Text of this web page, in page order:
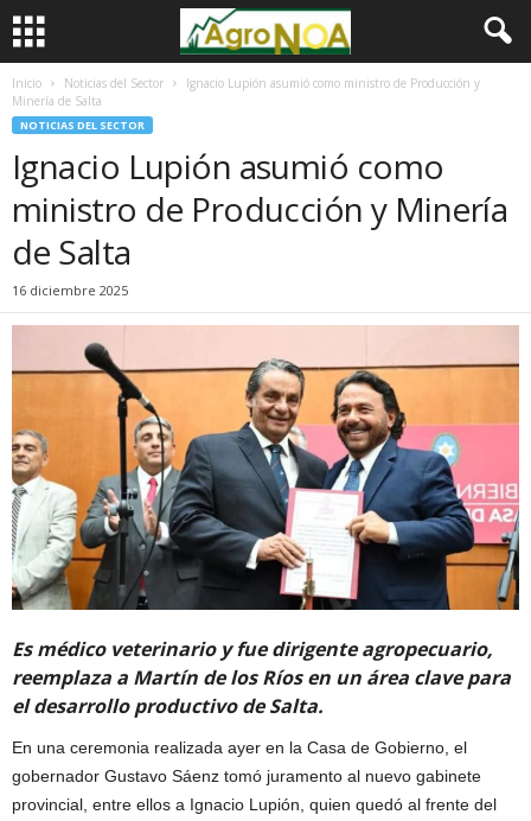
Inicio Noticias del Sector
Ignacio Lupión asumió como ministro de Producción y
Minería de Salta
NOTICIAS DEL SECTOR
Ignacio Lupión asumió como
ministro de Producción y Minería
de Salta
16 diciembre 2025
Es médico veterinario y fue dirigente agropecuario,
reemplaza a Martín de los Ríos en un área clave para
el desarrollo productivo de Salta.
En una ceremonia realizada ayer en la Casa de Gobierno, el
gobernador Gustavo Sáenz tomó juramento al nuevo gabinete
provincial, entre ellos a Ignacio Lupión, quien quedó al frente del